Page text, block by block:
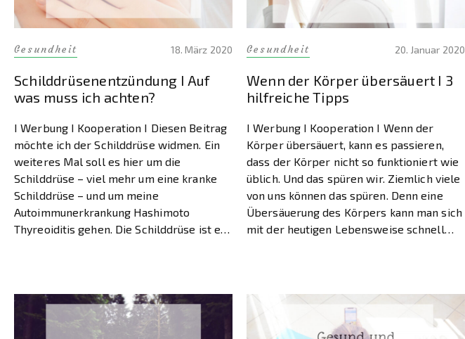
Gesundheit 18. März 2020
Schilddrüsenentzündung I Auf
was muss ich achten?
I Werbung I Kooperation I Diesen Beitrag
möchte ich der Schilddrüse widmen. Ein
weiteres Mal soll es hier um die
Schilddrüse – viel mehr um eine kranke
Schilddrüse – und um meine
Autoimmunerkrankung Hashimoto
Thyreoiditis gehen. Die Schilddrüse ist ein
Gesundheit 20. Januar 2020
Wenn der Körper übersäuert I 3
hilfreiche Tipps
I Werbung I Kooperation I Wenn der
Körper übersäuert, kann es passieren,
dass der Körper nicht so funktioniert wie
üblich. Und das spüren wir. Ziemlich viele
von uns können das spüren. Denn eine
Übersäuerung des Körpers kann man sich
mit der heutigen Lebensweise schnell